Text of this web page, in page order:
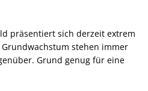
präsentiert sich derzeit extrem
stehen immer
Grund genug für eine